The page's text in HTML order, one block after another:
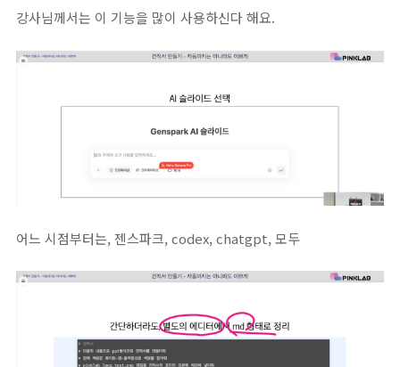
강사님께서는 이 기능을 많이 사용하신다 해요.
어느 시점부터는, 젠스파크, codex, chatgpt, 모두